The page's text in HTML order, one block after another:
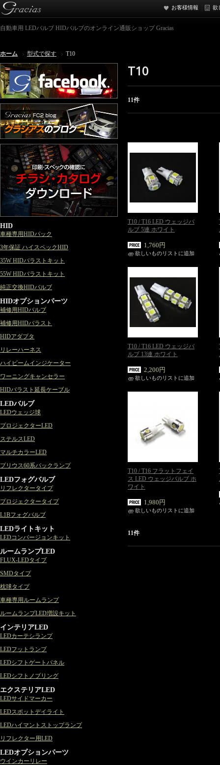
お客様情報 欲
自動車用 LEDバルブ HIDバルブのオンライン通販ショップ Gracias
ホーム 型式で探す T10
T10
11件
T10 / T16 LED ウェッジバ
ルブ 5連 ホワイト
1,760円
欲しいものリストに追加
T10 / T16 LED ウェッジバ
ルブ 13連 ホワイト
2,200円
欲しいものリストに追加
T10 / T16 フラットフェイ
ス LED ウェッジバルブ ホ
ワイト
1,980円
欲しいものリストに追加
11件
HID
車種専用HIDパック
3年保証 ハイスペックHID
35W HIDバラストキット
55W HIDバラストキット
純正交換HIDバルブ
HIDオプションパーツ
補修用HIDバルブ
補修用HIDバラスト
HIDアダプタ
リレーハーネス
ハイビームインジケーター
ワーニングキャンセラー
HIDバラスト延長ケーブル
LEDバルブ
LEDウェッジ球
プロジェクターLED
ステルスLED
マルチカラーLED
プリウス60系バックランプ
LEDフォグバルブ
リフレクタータイプ
プロジェクタータイプ
L1Bフォグバルブ
LEDライトキット
LEDコンバージョンキット
ルームランプLED
FLUX-LEDタイプ
SMDタイプ
枕球タイプ
車種専用ルームランプ
ルームランプLED増設キット
インテリアLED
LEDカーテシランプ
LEDフットランプ
LEDシフトゲートパネル
LEDシフトノブリング
エクステリアLED
LEDサイドマーカー
LEDスポットデイライト
LEDハイマントストップランプ
リフレクター用LED
LEDオプションパーツ
ウインカーリレー